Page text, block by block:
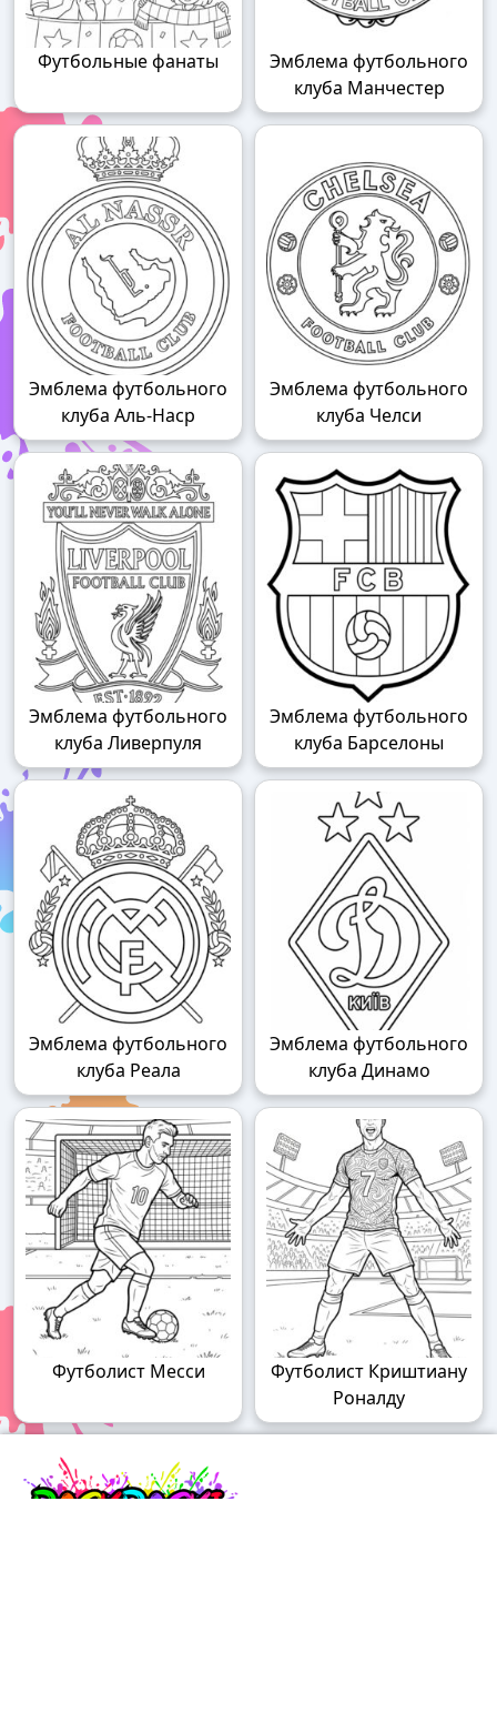
Футбольные фанаты
Эмблема футбольного
клуба Манчестер
Эмблема футбольного
клуба Аль-Наср
Эмблема футбольного
клуба Челси
Эмблема футбольного
клуба Ливерпуля
Эмблема футбольного
клуба Барселоны
Эмблема футбольного
клуба Реала
Эмблема футбольного
клуба Динамо
Футболист Месси
Футболист Криштиану
Роналду